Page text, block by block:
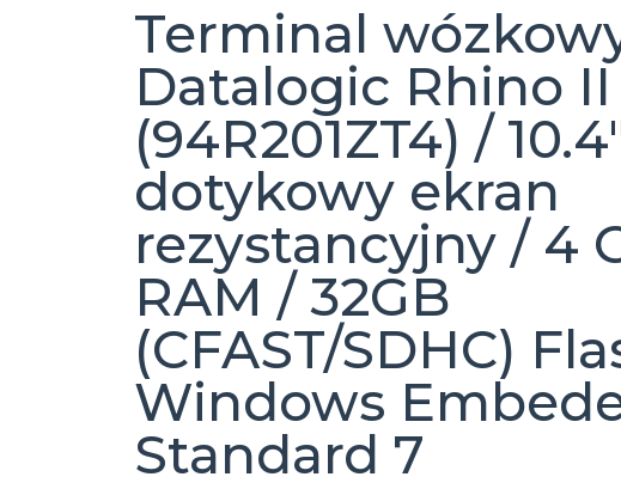
Terminal
Datalogic Rhino II
(94R201ZT4) /
dotykowy ekran
rezystancyjny / 4
RAM / 32GB
(CFAST/SDHC)
Windows
Standard 7